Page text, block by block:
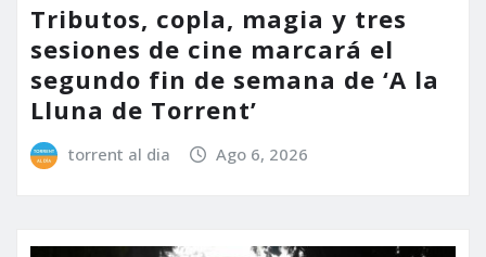
Tributos, copla, magia y tres
sesiones de cine marcará el
segundo fin de semana de ‘A la
Lluna de Torrent’
torrent al dia Ago 6, 2026